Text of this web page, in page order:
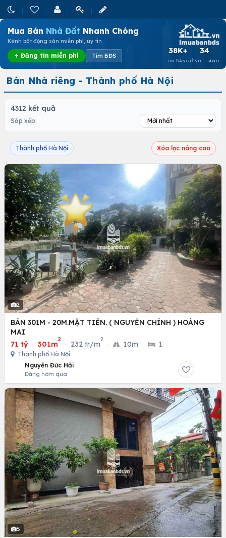
Mua Bán Nhà Đất Nhanh Chóng
Kênh bất động sản miễn phí, uy tín
+ Đăng tin miễn phí Tìm BĐS
38K+
TIN ĐĂNG
34
TỈNH THÀNH
Bán Nhà riêng - Thành phố Hà Nội
4312 kết quả
Sắp xếp:
Thành phố Hà Nội Xóa lọc nâng cao
2
BÁN 301M - 20M.MẶT TIỀN. ( NGUYỄN CHÍNH ) HOÀNG
MAI
71 tỷ · 301m
2
· 232 tr/m
2
· 10m · 1
Thành phố Hà Nội
Nguyễn Đức Hải
Đăng hôm qua
5